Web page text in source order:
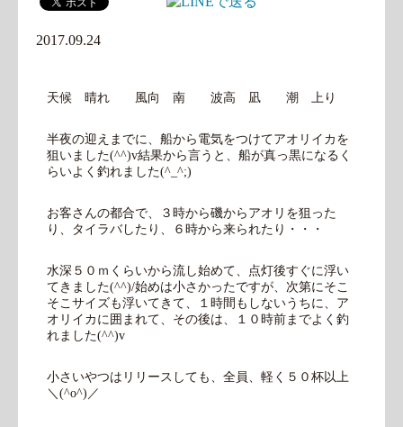
2017.09.24
天候 晴れ 風向 南 波高 凪 潮 上り
半夜の迎えまでに、船から電気をつけてアオリイカを
狙いました(^^)v結果から言うと、船が真っ黒になるく
らいよく釣れました(^_^;)
お客さんの都合で、３時から磯からアオリを狙った
り、タイラバしたり、６時から来られたり・・・
水深５０ｍくらいから流し始めて、点灯後すぐに浮い
てきました(^^)/始めは小さかったですが、次第にそこ
そこサイズも浮いてきて、１時間もしないうちに、ア
オリイカに囲まれて、その後は、１０時前までよく釣
れました(^^)v
小さいやつはリリースしても、全員、軽く５０杯以上
＼(^o^)／